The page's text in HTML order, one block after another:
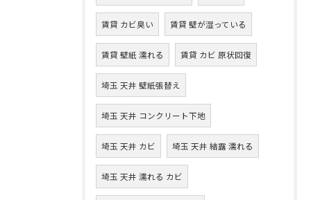
賃貸 カビ臭い 賃貸 壁が湿っている
賃貸 壁紙 濡れる 賃貸 カビ 原状回復
埼玉 天井 壁紙張替え
埼玉 天井 コンクリート下地
埼玉 天井 カビ 埼玉 天井 結露 濡れる
埼玉 天井 濡れる カビ